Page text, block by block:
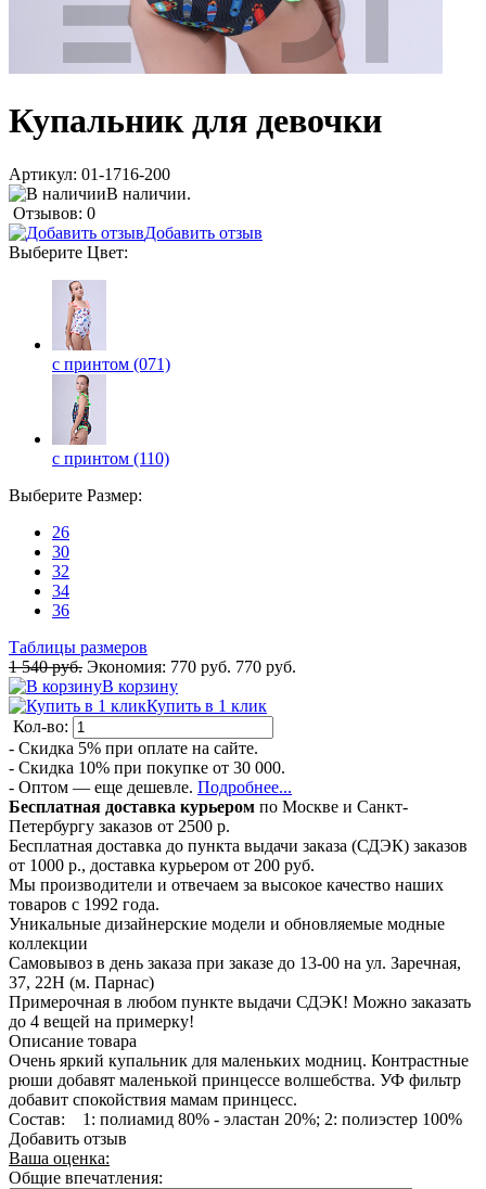
Купальник для девочки
Артикул: 01-1716-200
В наличии.
Отзывов: 0
Добавить отзыв
Выберите Цвет:
с принтом (071)
с принтом (110)
Выберите Размер:
26
30
32
34
36
Таблицы размеров
1 540 руб. Экономия: 770 руб. 770 руб.
В корзину
Купить в 1 клик
Кол-во:
- Скидка 5% при оплате на сайте.
- Скидка 10% при покупке от 30 000.
- Оптом — еще дешевле. Подробнее...
Бесплатная доставка курьером по Москве и Санкт-
Петербургу заказов от 2500 р.
Бесплатная доставка до пункта выдачи заказа (СДЭК) заказов
от 1000 р., доставка курьером от 200 руб.
Мы производители и отвечаем за высокое качество наших
товаров с 1992 года.
Уникальные дизайнерские модели и обновляемые модные
коллекции
Самовывоз в день заказа при заказе до 13-00 на ул. Заречная,
37, 22Н (м. Парнас)
Примерочная в любом пункте выдачи СДЭК! Можно заказать
до 4 вещей на примерку!
Описание товара
Очень яркий купальник для маленьких модниц. Контрастные
рюши добавят маленькой принцессе волшебства. УФ фильтр
добавит спокойствия мамам принцесс.
Состав: 1: полиамид 80% - эластан 20%; 2: полиэстер 100%
Добавить отзыв
Ваша оценка:
Общие впечатления: